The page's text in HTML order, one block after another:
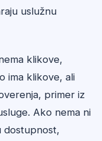
uslužnu
klikove,
ima klikove, ali
primer iz
Ako nema ni
dostupnost,